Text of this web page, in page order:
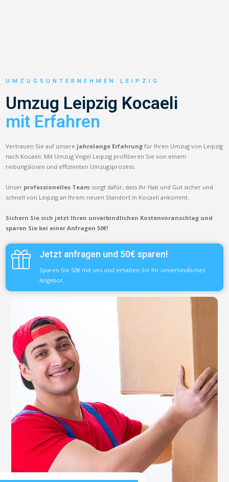
UMZUGSUNTERNEHMEN LEIPZIG
Umzug Leipzig Kocaeli
mit Erfahren
Vertrauen Sie auf unsere jahrelange Erfahrung für Ihren Umzug von Leipzig
nach Kocaeli. Mit Umzug Vogel Leipzig profitieren Sie von einem
reibungslosen und effizienten Umzugsprozess.
Unser professionelles Team sorgt dafür, dass Ihr Hab und Gut sicher und
schnell von Leipzig an Ihrem neuen Standort in Kocaeli ankommt.
Sichern Sie sich jetzt Ihren unverbindlichen Kostenvoranschlag und
sparen Sie bei einer Anfragen 50€!
Jetzt anfragen und 50€ sparen!
Sparen Sie 50€ mit uns und erhalten Sie Ihr unverbindliches
Angebot.